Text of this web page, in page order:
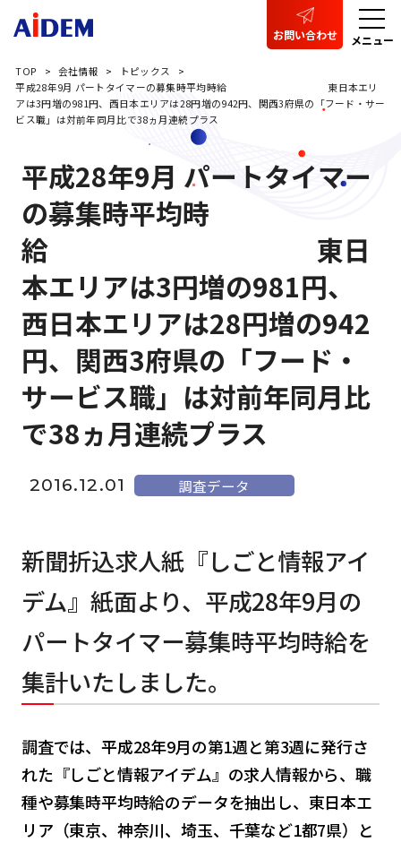
お問い合わせ メニュー
TOP 会社情報
トピックス
平成28年9月 パートタイマーの募集時平均時給 東日本エリ
アは3円増の981円、西日本エリアは28円増の942円、関西3府県の「フード・サー
ビス職」は対前年同月比で38ヵ月連続プラス
平成28年9月 パートタイマー
の募集時平均時
給 東日
本エリアは3円増の981円、
西日本エリアは28円増の942
円、関西3府県の「フード・
サービス職」は対前年同月比
で38ヵ月連続プラス
2016.12.01 調査データ
新聞折込求人紙『しごと情報アイ
デム』紙面より、平成28年9月の
パートタイマー募集時平均時給を
集計いたしました。
調査では、平成28年9月の第1週と第3週に発行さ
れた『しごと情報アイデム』の求人情報から、職
種や募集時平均時給のデータを抽出し、東日本エ
リア（東京、神奈川、埼玉、千葉など1都7県）と